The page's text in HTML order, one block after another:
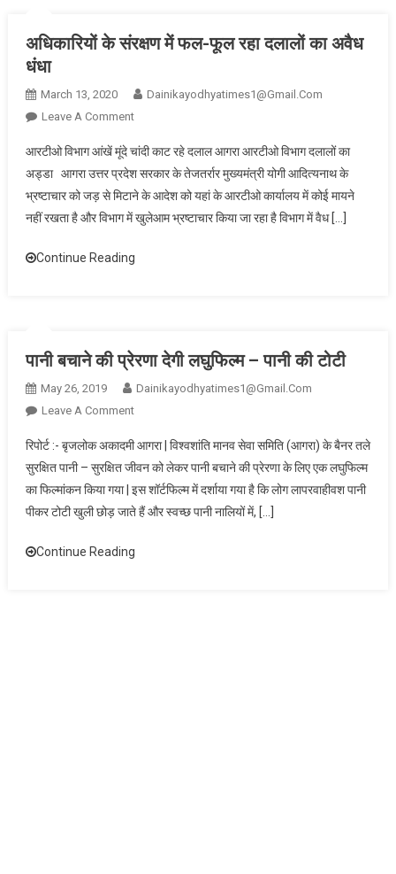
पुलिस
की
कार्रवाई
अधिकारियों के संरक्षण में फल-फूल रहा दलालों का अवैध
धंधा
March 13, 2020
Dainikayodhyatimes1@gmail.com
Leave A CommentOn
के
संरक्षण
में
फल-
रहा
आरटीओ विभाग आंखें मूंदे चांदी काट रहे दलाल आगरा आरटीओ विभाग दलालों का
अड्डा आगरा उत्तर प्रदेश सरकार के तेजतर्रार मुख्यमंत्री योगी आदित्यनाथ के
भ्रष्टाचार को जड़ से मिटाने के आदेश को यहां के आरटीओ कार्यालय में कोई मायने
नहीं रखता है और विभाग में खुलेआम भ्रष्टाचार किया जा रहा है विभाग में वैध […]
Continue Reading
पानी बचाने की प्रेरणा देगी लघुफिल्म – पानी की टोटी
May 26, 2019
Dainikayodhyatimes1@gmail.com
Leave A CommentOn
बचाने
की
प्रेरणा
देगी
–
रिपोर्ट :- बृजलोक अकादमी आगरा | विश्वशांति मानव सेवा समिति (आगरा) के बैनर तले
सुरक्षित पानी – सुरक्षित जीवन को लेकर पानी बचाने की प्रेरणा के लिए एक लघुफिल्म
का फिल्मांकन किया गया | इस शॉर्टफिल्म में दर्शाया गया है कि लोग लापरवाहीवश पानी
पीकर टोटी खुली छोड़ जाते हैं और स्वच्छ पानी नालियों में, […]
Continue Reading